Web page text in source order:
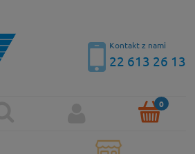
Kontakt z nami
22 613 26 13